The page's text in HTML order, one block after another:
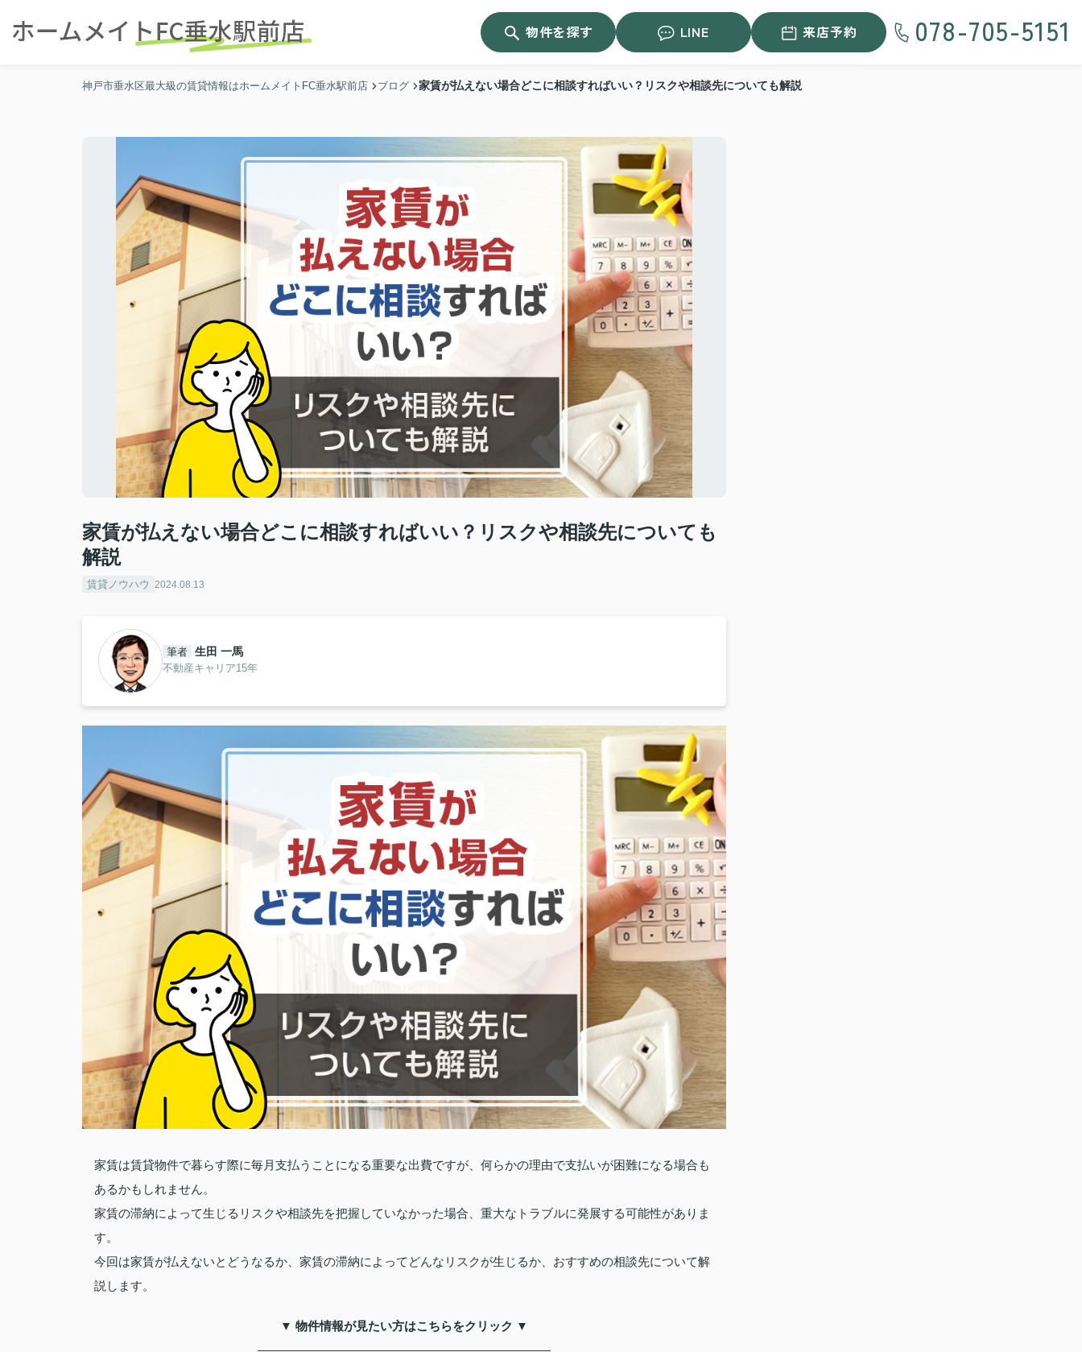
物件を探す LINE 来店予約 078-705-5151
神戸市垂水区最大級の賃貸情報はホームメイトFC垂水駅前店 ブログ 家賃が払えない場合どこに相談すればいい？リスクや相談先についても解説
家賃が払えない場合どこに相談すればいい？リスクや相談先についても
解説
賃貸ノウハウ 2024.08.13
筆者 生田 一馬
不動産キャリア15年
家賃は賃貸物件で暮らす際に毎月支払うことになる重要な出費ですが、何らかの理由で支払いが困難になる場合も
あるかもしれません。
家賃の滞納によって生じるリスクや相談先を把握していなかった場合、重大なトラブルに発展する可能性がありま
す。
今回は家賃が払えないとどうなるか、家賃の滞納によってどんなリスクが生じるか、おすすめの相談先について解
説します。
▼ 物件情報が見たい方はこちらをクリック ▼